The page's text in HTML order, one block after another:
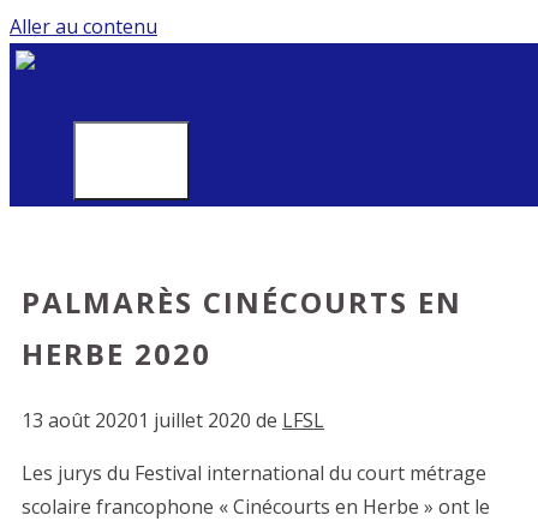
Aller au contenu
PALMARÈS CINÉCOURTS EN
HERBE 2020
13 août 20201 juillet 2020 de LFSL
Les jurys du Festival international du court métrage
scolaire francophone « Cinécourts en Herbe » ont le